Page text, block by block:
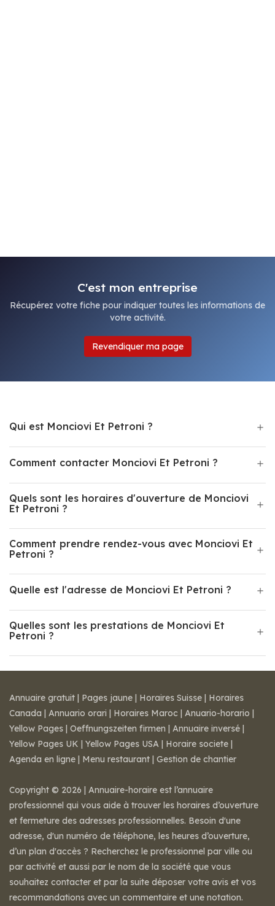
C'est mon entreprise
Récupérez votre fiche pour indiquer toutes les informations de
votre activité.
Revendiquer ma page
Qui est Monciovi Et Petroni ?
Comment contacter Monciovi Et Petroni ?
Quels sont les horaires d'ouverture de Monciovi
Et Petroni ?
Comment prendre rendez-vous avec Monciovi Et
Petroni ?
Quelle est l'adresse de Monciovi Et Petroni ?
Quelles sont les prestations de Monciovi Et
Petroni ?
Annuaire gratuit | Pages jaune | Horaires Suisse | Horaires
Canada | Annuario orari | Horaires Maroc | Anuario-horario |
Yellow Pages | Oeffnungszeiten firmen | Annuaire inversé |
Yellow Pages UK | Yellow Pages USA | Horaire societe |
Agenda en ligne | Menu restaurant | Gestion de chantier
Copyright © 2026 | Annuaire-horaire est l’annuaire
professionnel qui vous aide à trouver les horaires d’ouverture
et fermeture des adresses professionnelles. Besoin d'une
adresse, d'un numéro de téléphone, les heures d’ouverture,
d’un plan d'accès ? Recherchez le professionnel par ville ou
par activité et aussi par le nom de la société que vous
souhaitez contacter et par la suite déposer votre avis et vos
recommandations avec un commentaire et une notation.